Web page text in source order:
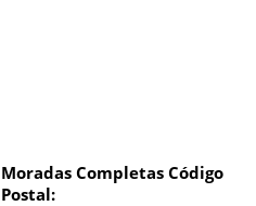
Moradas Completas Código
Postal: